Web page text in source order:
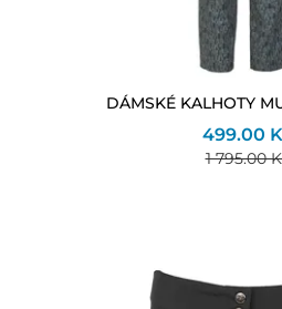
DÁMSKÉ KALHOTY
499.00
1 795.00